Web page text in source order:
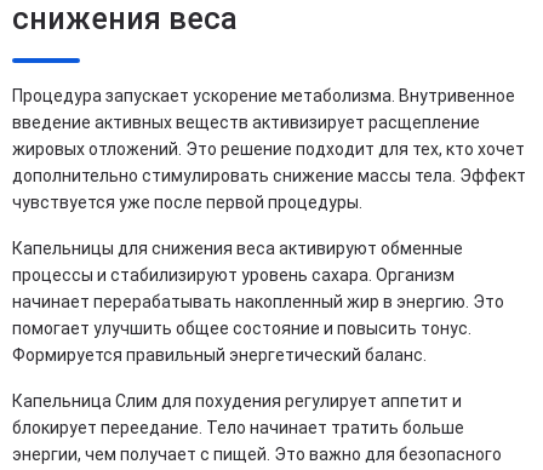
снижения веса
Процедура запускает ускорение метаболизма. Внутривенное
введение активных веществ активизирует расщепление
жировых отложений. Это решение подходит для тех, кто хочет
дополнительно стимулировать снижение массы тела. Эффект
чувствуется уже после первой процедуры.
Капельницы для снижения веса активируют обменные
процессы и стабилизируют уровень сахара. Организм
начинает перерабатывать накопленный жир в энергию. Это
помогает улучшить общее состояние и повысить тонус.
Формируется правильный энергетический баланс.
Капельница Слим для похудения регулирует аппетит и
блокирует переедание. Тело начинает тратить больше
энергии, чем получает с пищей. Это важно для безопасного